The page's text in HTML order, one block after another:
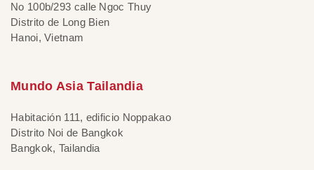
No 100b/293 calle Ngoc Thuy
Distrito de Long Bien
Hanoi, Vietnam
Mundo Asia Tailandia
Habitación 111, edificio Noppakao
Distrito Noi de Bangkok
Bangkok, Tailandia